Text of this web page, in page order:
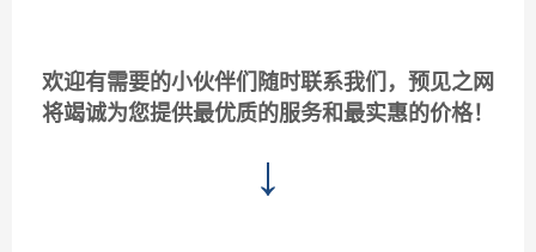
欢迎有需要的小伙伴们随时联系我们，预见之网
将竭诚为您提供最优质的服务和最实惠的价格！
↓